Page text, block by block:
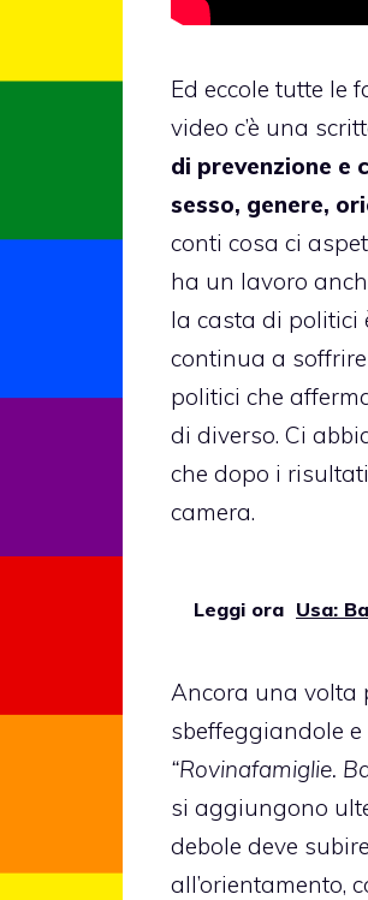
Ed eccole tutte le
video c’è una
di prevenzione e
sesso, genere,
conti cosa ci
ha un lavoro
la casta di politici
continua a
politici che
di diverso. Ci
che dopo i
camera.
Leggi ora Usa:
Ancora una volta
sbeffeggiandole
“Rovinafamiglie.
si aggiungono
debole deve
all’orientamento,